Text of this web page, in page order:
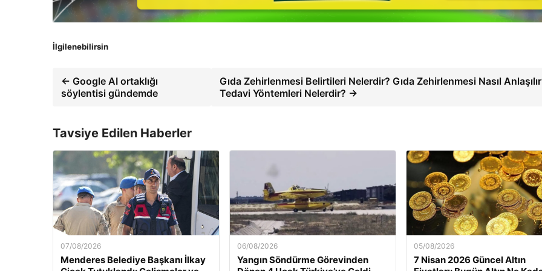
İlgilenebilirsin
← Google AI ortaklığı
söylentisi gündemde
Gıda Zehirlenmesi Belirtileri Nelerdir? Gıda Zehirlenmesi Nasıl
Tedavi Yöntemleri Nelerdir? →
Tavsiye Edilen Haberler
07/08/2026
Menderes Belediye Başkanı İlkay
06/08/2026
Yangın Söndürme Görevinden
05/08/2026
7 Nisan 2026 Güncel Altın